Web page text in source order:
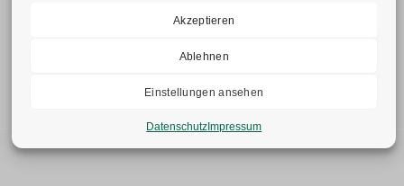
Akzeptieren
Ablehnen
Einstellungen ansehen
Datenschutz Impressum
Fax: +49(0)241-52 77 62